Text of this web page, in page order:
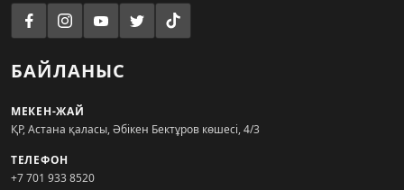
БАЙЛАНЫС
МЕКЕН-ЖАЙ
ҚР, Астана қаласы, Әбікен Бектұров көшесі, 4/3
ТЕЛЕФОН
+7 701 933 8520